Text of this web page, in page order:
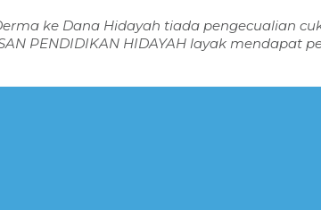
ke Dana Hidayah tiada pengecualian
PENDIDIKAN HIDAYAH layak mendapat